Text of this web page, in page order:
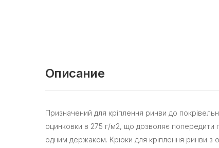
Описание
Призначений для кріплення ринви до
оцинковки в 275 г/м2, що дозволяє попередити
одним держаком. Крюки для кріплення ринви з